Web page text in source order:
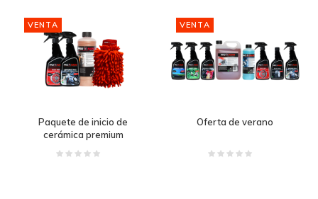
VENTA
Paquete de inicio de
cerámica premium
VENTA
Oferta de verano